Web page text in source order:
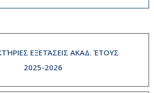
ΕΞΕΤΆΣΕΙΣ ΑΚΑΔ. ΈΤΟΥΣ
2025-2026